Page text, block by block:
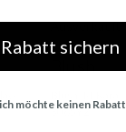
Ausverkauft
Blush
3065YZI
Rabatt sichern
möchte keinen Rabatt